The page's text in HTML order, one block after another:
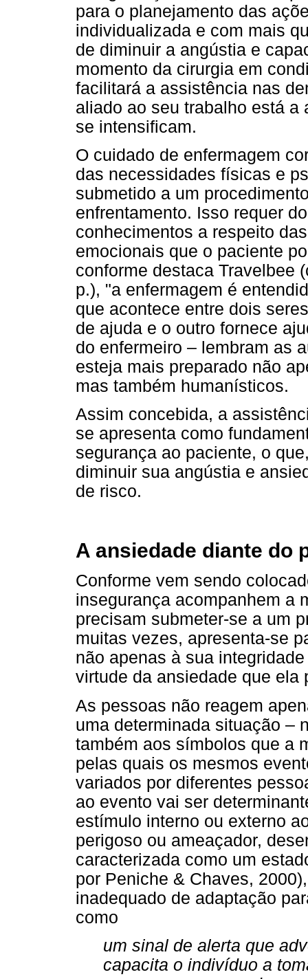
para o planejamento das
individualizada e com mais
de diminuir a angústia e
momento da cirurgia em
facilitará a assistência nas
aliado ao seu trabalho está
se intensificam.
O cuidado de enfermagem
das necessidades físicas e
submetido a um
enfrentamento. Isso requer
conhecimentos a respeito
emocionais que o paciente
conforme destaca Travelbee
p.), "a enfermagem é
que acontece entre dois
de ajuda e o outro fornece
do enfermeiro – lembram as
esteja mais preparado não
mas também humanísticos.
Assim concebida, a
se apresenta como
segurança ao paciente, o
diminuir sua angústia e
de risco.
A ansiedade diante do
Conforme vem sendo
insegurança acompanhem a
precisam submeter-se a um
muitas vezes, apresenta-se
não apenas à sua
virtude da ansiedade que ela
As pessoas não reagem
uma determinada situação –
também aos símbolos que a
pelas quais os mesmos
variados por diferentes
ao evento vai ser
estímulo interno ou externo
perigoso ou ameaçador,
caracterizada como um
por Peniche & Chaves,
inadequado de adaptação
como
um sinal de alerta que
capacita o indivíduo a